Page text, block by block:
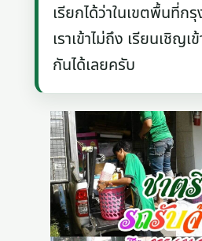
เรียกได้ว่าในเขตพื้นที่ก
เราเข้าไม่ถึง เรียนเชิญเ
กันได้เลยครับ